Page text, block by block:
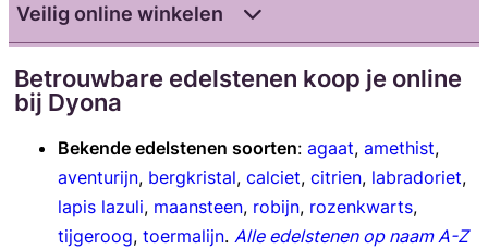
Veilig online winkelen
Betrouwbare edelstenen koop je online
bij Dyona
Bekende edelstenen soorten: agaat, amethist,
aventurijn, bergkristal, calciet, citrien, labradoriet,
lapis lazuli, maansteen, robijn, rozenkwarts,
tijgeroog, toermalijn. Alle edelstenen op naam A-Z